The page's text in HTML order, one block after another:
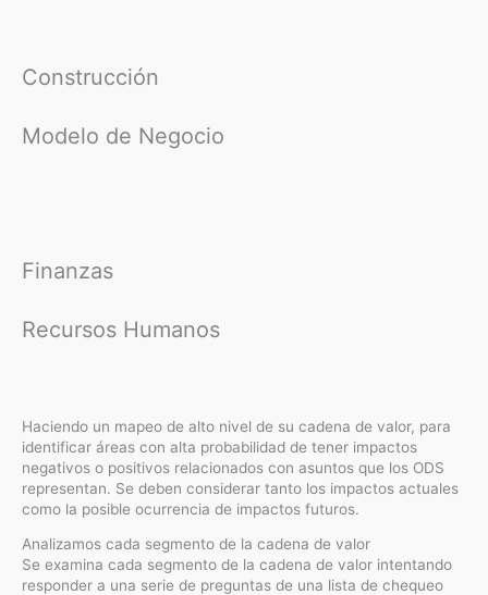
Construcción
Modelo de Negocio
Finanzas
Recursos Humanos
Haciendo un mapeo de alto nivel de su cadena de valor, para
identificar áreas con alta probabilidad de tener impactos
negativos o positivos relacionados con asuntos que los ODS
representan. Se deben considerar tanto los impactos actuales
como la posible ocurrencia de impactos futuros.
Analizamos cada segmento de la cadena de valor
Se examina cada segmento de la cadena de valor intentando
responder a una serie de preguntas de una lista de chequeo